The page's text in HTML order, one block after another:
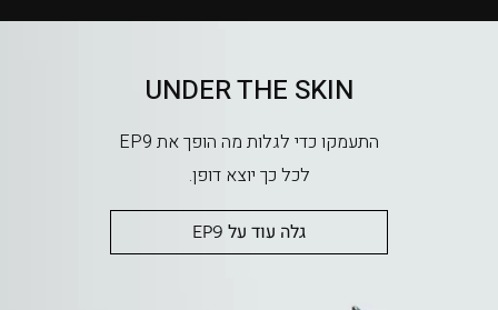
UNDER THE SKIN
התעמקו כדי לגלות מה הופך את EP9
לכל כך יוצא דופן.
גלה עוד על EP9